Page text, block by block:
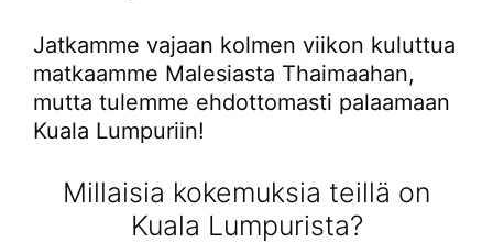
Jatkamme vajaan kolmen viikon kuluttua
matkaamme Malesiasta Thaimaahan,
mutta tulemme ehdottomasti palaamaan
Kuala Lumpuriin!
Millaisia kokemuksia teillä on
Kuala Lumpurista?